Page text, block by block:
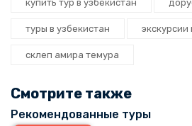
купить тур в узбекистан
туры в узбекистан
склеп амира темура
Смотрите также
Рекомендованные туры